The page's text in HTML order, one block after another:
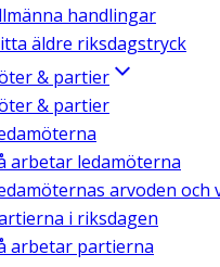
handlingar
äldre riksdagstryck
& partier
& partier
arbetar ledamöterna
arvoden och
i riksdagen
arbetar partierna